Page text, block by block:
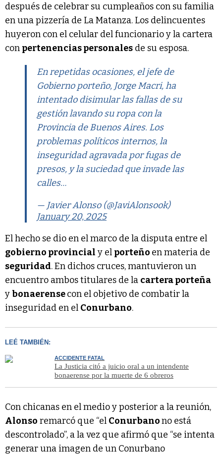
después de celebrar su cumpleaños con su familia
en una pizzería de La Matanza. Los delincuentes
huyeron con el celular del funcionario y la cartera
con pertenencias personales de su esposa.
En repetidas ocasiones, el jefe de
Gobierno porteño, Jorge Macri, ha
intentado disimular las fallas de su
gestión lavando su ropa con la
Provincia de Buenos Aires. Los
problemas políticos internos, la
inseguridad agravada por fugas de
presos, y la suciedad que invade las
calles…
— Javier Alonso (@JaviAlonsook)
January 20, 2025
El hecho se dio en el marco de la disputa entre el
gobierno provincial y el porteño en materia de
seguridad. En dichos cruces, mantuvieron un
encuentro ambos titulares de la cartera porteña
ybonaerensecon el objetivo de combatir la
inseguridad en el Conurbano.
LEÉ TAMBIÉN:
ACCIDENTE FATAL
La Justicia citó a juicio oral a un intendente
bonaerense por la muerte de 6 obreros
Con chicanas en el medio y posterior a la reunión,
Alonso remarcó que “el Conurbanono está
descontrolado”, a la vez que afirmó que “se intenta
generar una imagen de un Conurbano